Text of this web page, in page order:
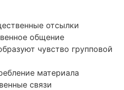
отсылки
общение
чувство групповой
материала
связи